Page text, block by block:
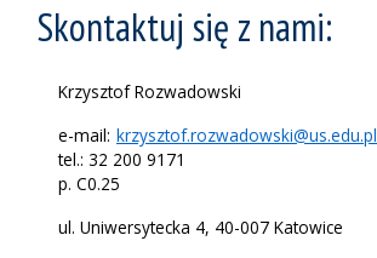
Skontaktuj się z nami:
Krzysztof Rozwadowski
e-mail: krzysztof.rozwadowski@us.edu.pl
tel.: 32 200 9171
p. C0.25
ul. Uniwersytecka 4, 40-007 Katowice